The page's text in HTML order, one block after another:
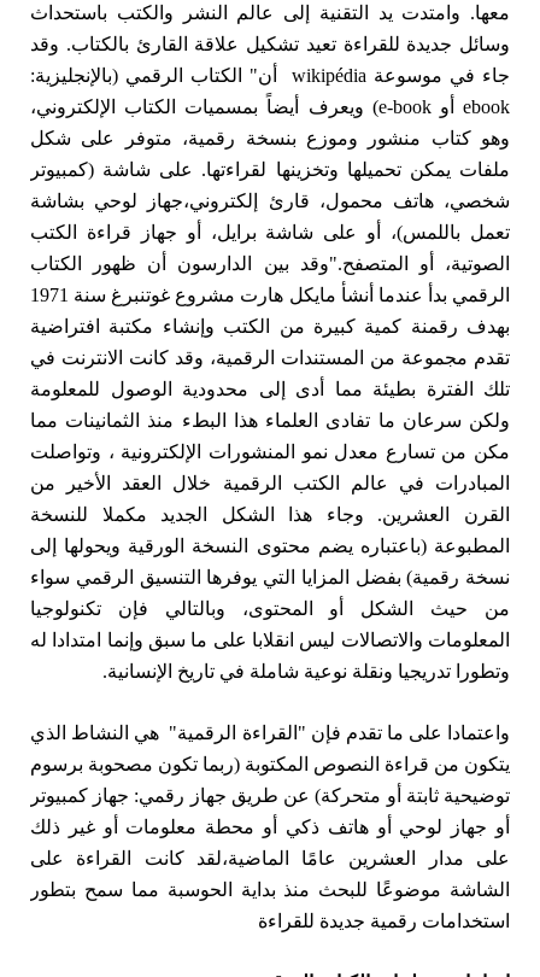
معها. وامتدت يد التقنية إلى عالم النشر والكتب باستحداث
وسائل جديدة للقراءة تعيد تشكيل علاقة القارئ بالكتاب. وقد
جاء في موسوعة wikipédia أن" الكتاب الرقمي (بالإنجليزية:
ebook أو e-book) ويعرف أيضاً بمسميات الكتاب الإلكتروني،
وهو كتاب منشور وموزع بنسخة رقمية، متوفر على شكل
ملفات يمكن تحميلها وتخزينها لقراءتها. على شاشة (كمبيوتر
شخصي، هاتف محمول، قارئ إلكتروني،جهاز لوحي بشاشة
تعمل باللمس)، أو على شاشة برايل، أو جهاز قراءة الكتب
الصوتية، أو المتصفح."وقد بين الدارسون أن ظهور الكتاب
الرقمي بدأ عندما أنشأ مايكل هارت مشروع غوتنبرغ سنة 1971
بهدف رقمنة كمية كبيرة من الكتب وإنشاء مكتبة افتراضية
تقدم مجموعة من المستندات الرقمية، وقد كانت الانترنت في
تلك الفترة بطيئة مما أدى إلى محدودية الوصول للمعلومة
ولكن سرعان ما تفادى العلماء هذا البطء منذ الثمانينات مما
مكن من تسارع معدل نمو المنشورات الإلكترونية ، وتواصلت
المبادرات في عالم الكتب الرقمية خلال العقد الأخير من
القرن العشرين. وجاء هذا الشكل الجديد مكملا للنسخة
المطبوعة (باعتباره يضم محتوى النسخة الورقية ويحولها إلى
نسخة رقمية) بفضل المزايا التي يوفرها التنسيق الرقمي سواء
من حيث الشكل أو المحتوى، وبالتالي فإن تكنولوجيا
المعلومات والاتصالات ليس انقلابا على ما سبق وإنما امتدادا له
وتطورا تدريجيا ونقلة نوعية شاملة في تاريخ الإنسانية.
واعتمادا على ما تقدم فإن "القراءة الرقمية" هي النشاط الذي
يتكون من قراءة النصوص المكتوبة (ربما تكون مصحوبة برسوم
توضيحية ثابتة أو متحركة) عن طريق جهاز رقمي: جهاز كمبيوتر
أو جهاز لوحي أو هاتف ذكي أو محطة معلومات أو غير ذلك
على مدار العشرين عامًا الماضية،لقد كانت القراءة على
الشاشة موضوعًا للبحث منذ بداية الحوسبة مما سمح بتطور
استخدامات رقمية جديدة للقراءة